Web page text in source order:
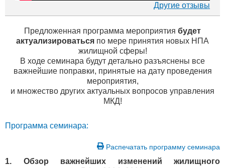
Другие отзывы
Предложенная программа мероприятия будет
актуализироваться по мере принятия новых НПА
жилищной сферы!
В ходе семинара будут детально разъяснены все
важнейшие поправки, принятые на дату проведения
мероприятия,
и множество других актуальных вопросов управления
МКД!
Программа семинара:
Распечатать программу семинара
1. Обзор важнейших изменений жилищного